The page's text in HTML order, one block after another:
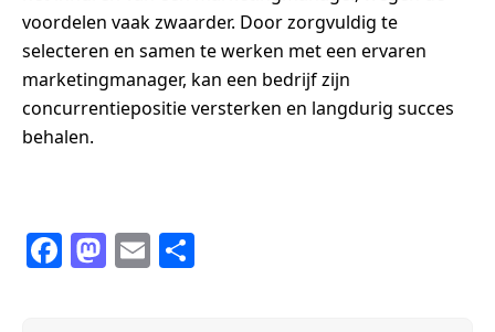
voordelen vaak zwaarder. Door zorgvuldig te
selecteren en samen te werken met een ervaren
marketingmanager, kan een bedrijf zijn
concurrentiepositie versterken en langdurig succes
behalen.
F
M E